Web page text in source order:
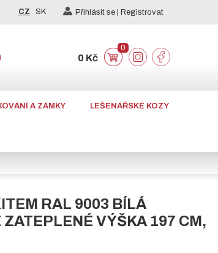
CZ SK Přihlásit se | Registrovat
0 Kč
0
A ZÁMKY LEŠENÁŘSKÉ KOZY
RAL 9003 BÍLÁ
VÝŠKA 197 CM,